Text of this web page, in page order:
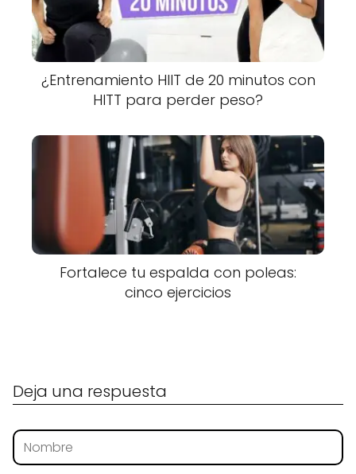
¿Entrenamiento HIIT de 20 minutos con
HITT para perder peso?
Fortalece tu espalda con poleas:
cinco ejercicios
Deja una respuesta